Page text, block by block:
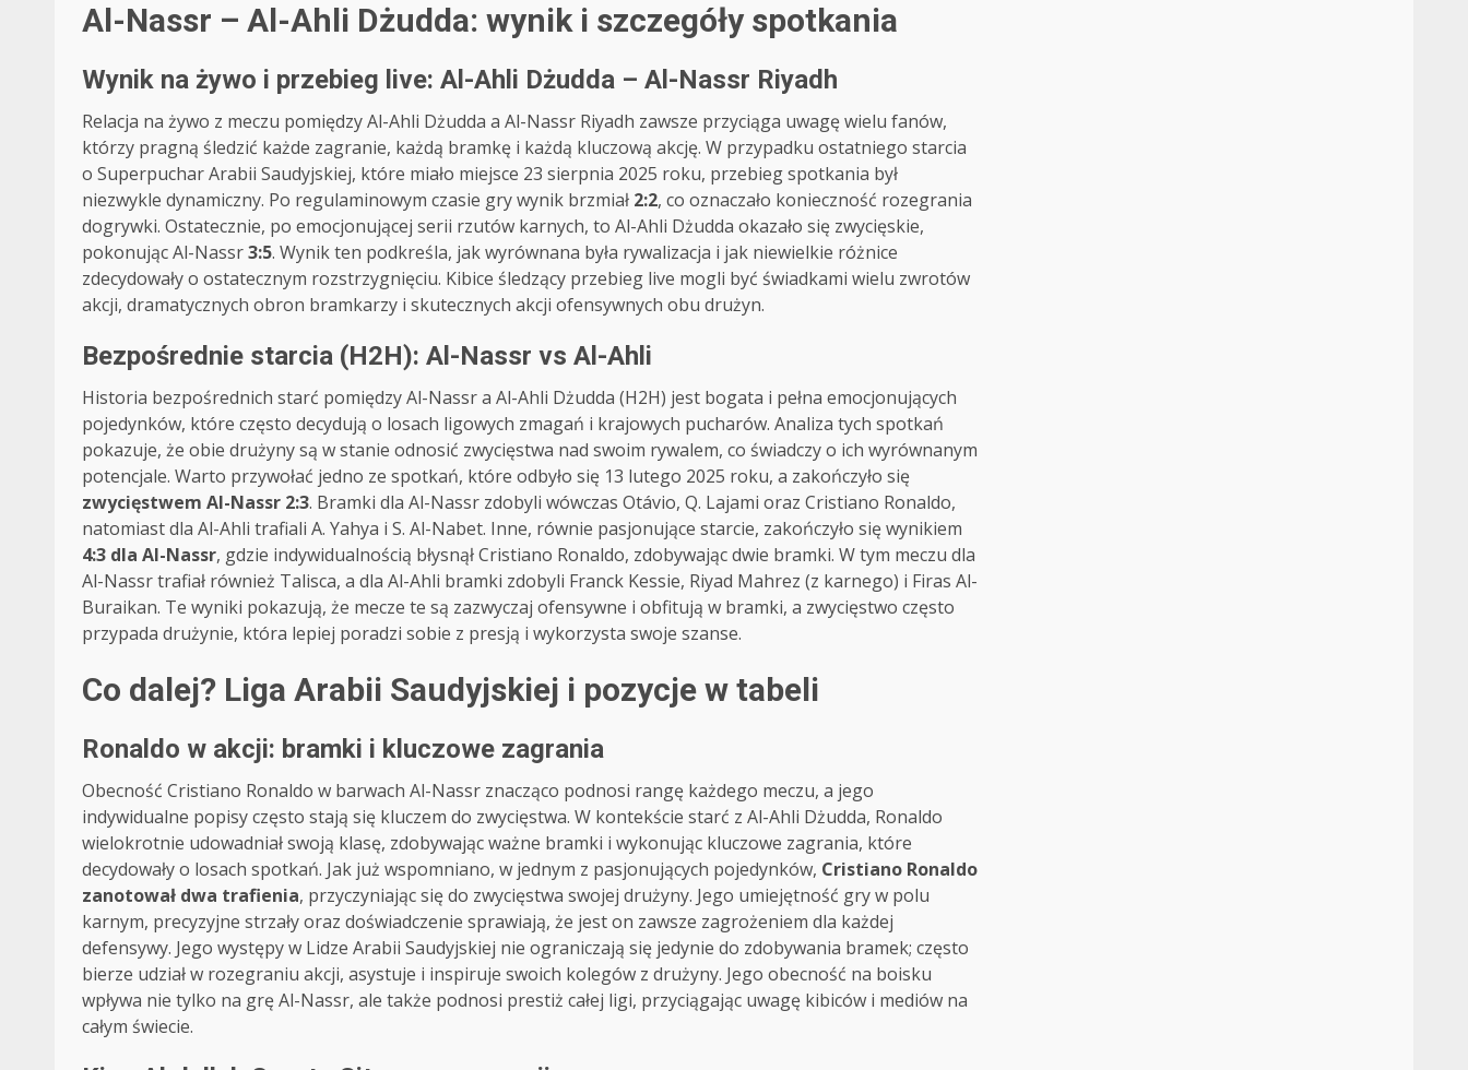
Al-Nassr – Al-Ahli Dżudda: wynik i szczegóły spotkania
Wynik na żywo i przebieg live: Al-Ahli Dżudda – Al-Nassr Riyadh
Relacja na żywo z meczu pomiędzy Al-Ahli Dżudda a Al-Nassr Riyadh zawsze przyciąga uwagę wielu fanów,
którzy pragną śledzić każde zagranie, każdą bramkę i każdą kluczową akcję. W przypadku ostatniego starcia
o Superpuchar Arabii Saudyjskiej, które miało miejsce 23 sierpnia 2025 roku, przebieg spotkania był
niezwykle dynamiczny. Po regulaminowym czasie gry wynik brzmiał 2:2, co oznaczało konieczność rozegrania
dogrywki. Ostatecznie, po emocjonującej serii rzutów karnych, to Al-Ahli Dżudda okazało się zwycięskie,
pokonując Al-Nassr3:5. Wynik ten podkreśla, jak wyrównana była rywalizacja i jak niewielkie różnice
zdecydowały o ostatecznym rozstrzygnięciu. Kibice śledzący przebieg live mogli być świadkami wielu zwrotów
akcji, dramatycznych obron bramkarzy i skutecznych akcji ofensywnych obu drużyn.
Bezpośrednie starcia (H2H): Al-Nassr vs Al-Ahli
Historia bezpośrednich starć pomiędzy Al-Nassr a Al-Ahli Dżudda (H2H) jest bogata i pełna emocjonujących
pojedynków, które często decydują o losach ligowych zmagań i krajowych pucharów. Analiza tych spotkań
pokazuje, że obie drużyny są w stanie odnosić zwycięstwa nad swoim rywalem, co świadczy o ich wyrównanym
potencjale. Warto przywołać jedno ze spotkań, które odbyło się 13 lutego 2025 roku, a zakończyło się
zwycięstwem Al-Nassr 2:3. Bramki dla Al-Nassr zdobyli wówczas Otávio, Q. Lajami oraz Cristiano Ronaldo,
natomiast dla Al-Ahli trafiali A. Yahya i S. Al-Nabet. Inne, równie pasjonujące starcie, zakończyło się wynikiem
4:3 dla Al-Nassr, gdzie indywidualnością błysnął Cristiano Ronaldo, zdobywając dwie bramki. W tym meczu dla
Al-Nassr trafiał również Talisca, a dla Al-Ahli bramki zdobyli Franck Kessie, Riyad Mahrez (z karnego) i Firas Al-
Buraikan. Te wyniki pokazują, że mecze te są zazwyczaj ofensywne i obfitują w bramki, a zwycięstwo często
przypada drużynie, która lepiej poradzi sobie z presją i wykorzysta swoje szanse.
Co dalej? Liga Arabii Saudyjskiej i pozycje w tabeli
Ronaldo w akcji: bramki i kluczowe zagrania
Obecność Cristiano Ronaldo w barwach Al-Nassr znacząco podnosi rangę każdego meczu, a jego
indywidualne popisy często stają się kluczem do zwycięstwa. W kontekście starć z Al-Ahli Dżudda, Ronaldo
wielokrotnie udowadniał swoją klasę, zdobywając ważne bramki i wykonując kluczowe zagrania, które
decydowały o losach spotkań. Jak już wspomniano, w jednym z pasjonujących pojedynków, Cristiano Ronaldo
zanotował dwa trafienia, przyczyniając się do zwycięstwa swojej drużyny. Jego umiejętność gry w polu
karnym, precyzyjne strzały oraz doświadczenie sprawiają, że jest on zawsze zagrożeniem dla każdej
defensywy. Jego występy w Lidze Arabii Saudyjskiej nie ograniczają się jedynie do zdobywania bramek; często
bierze udział w rozegraniu akcji, asystuje i inspiruje swoich kolegów z drużyny. Jego obecność na boisku
wpływa nie tylko na grę Al-Nassr, ale także podnosi prestiż całej ligi, przyciągając uwagę kibiców i mediów na
całym świecie.